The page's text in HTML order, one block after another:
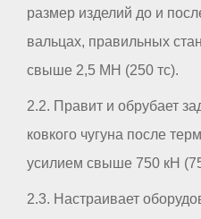
размер изделий до и
вальцах, правильных
свыше 2,5 МН (250 тс).
2.2. Правит и обрубает
ковкого чугуна после
усилием свыше 750 кН
2.3. Настраивает